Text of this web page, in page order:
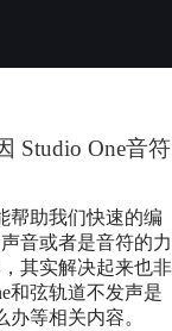
Studio One音符
帮助我们快速的编
音或者是音符的力
其实解决起来也非
和弦轨道不发声是
等相关内容。